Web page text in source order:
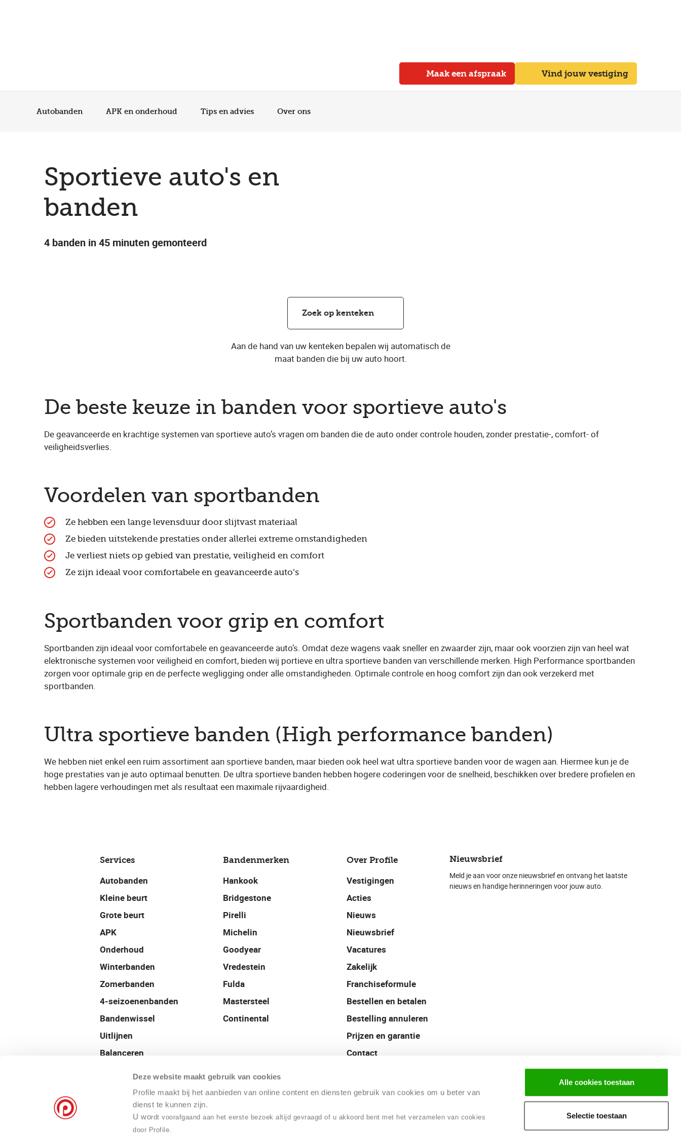
Deze website maakt gebruik van cookies
Profile maakt bij het aanbieden van online content en diensten gebruik van cookies om u beter van
dienst te kunnen zijn.
U wordt voorafgaand aan het eerste bezoek altijd gevraagd of u akkoord bent met het verzamelen van cookies
door Profile.
Alle cookies toestaan
Selectie toestaan
Maak een afspraak Vind jouw vestiging
Autobanden APK en onderhoud Tips en advies Over ons
Sportieve auto's en
banden
4 banden in 45 minuten gemonteerd
Zoek op kenteken
Aan de hand van uw kenteken bepalen wij automatisch de
maat banden die bij uw auto hoort.
De beste keuze in banden voor sportieve auto's
De geavanceerde en krachtige systemen van sportieve auto’s vragen om banden die de auto onder controle houden, zonder prestatie-, comfort- of
veiligheidsverlies.
Voordelen van sportbanden
Ze hebben een lange levensduur door slijtvast materiaal
Ze bieden uitstekende prestaties onder allerlei extreme omstandigheden
Je verliest niets op gebied van prestatie, veiligheid en comfort
Ze zijn ideaal voor comfortabele en geavanceerde auto’s
Sportbanden voor grip en comfort
Sportbanden zijn ideaal voor comfortabele en geavanceerde auto’s. Omdat deze wagens vaak sneller en zwaarder zijn, maar ook voorzien zijn van heel wat
elektronische systemen voor veiligheid en comfort, bieden wij portieve en ultra sportieve banden van verschillende merken. High Performance sportbanden
zorgen voor optimale grip en de perfecte wegligging onder alle omstandigheden. Optimale controle en hoog comfort zijn dan ook verzekerd met
sportbanden.
Ultra sportieve banden (High performance banden)
We hebben niet enkel een ruim assortiment aan sportieve banden, maar bieden ook heel wat ultra sportieve banden voor de wagen aan. Hiermee kun je de
hoge prestaties van je auto optimaal benutten. De ultra sportieve banden hebben hogere coderingen voor de snelheid, beschikken over bredere profielen en
hebben lagere verhoudingen met als resultaat een maximale rijvaardigheid.
Services
Autobanden
Kleine beurt
Grote beurt
APK
Onderhoud
Winterbanden
Zomerbanden
4-seizoenenbanden
Bandenwissel
Uitlijnen
Balanceren
Airco onderhoud
Autocheck
24/7 Pechservice
Bandenmerken
Hankook
Bridgestone
Pirelli
Michelin
Goodyear
Vredestein
Fulda
Mastersteel
Continental
Over Profile
Vestigingen
Acties
Nieuws
Nieuwsbrief
Vacatures
Zakelijk
Franchiseformule
Bestellen en betalen
Bestelling annuleren
Prijzen en garantie
Contact
Nieuwsbrief
Meld je aan voor onze nieuwsbrief en ontvang het laatste
nieuws en handige herinneringen voor jouw auto.